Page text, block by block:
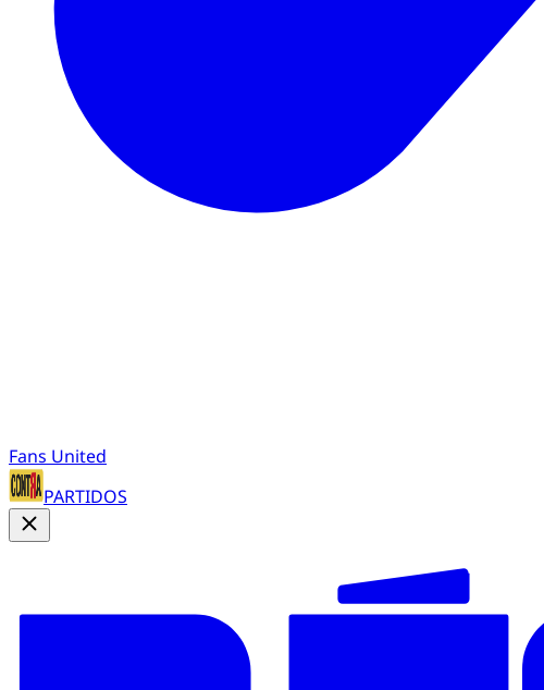
Fans United
PARTIDOS